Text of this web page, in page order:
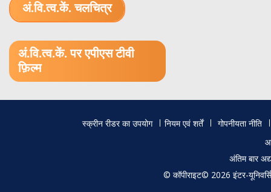
अं.वि.त्व.कें. चलचित्र
अं.वि.त्व.कें. पर एपीएस टीवी
फ़िल्म
स्क्रीन रीडर का उपयोग नियम एवं शर्तें
गोपनीयता नीति
अंतिम बार
© कॉपीराइट© 2026 इंटर-